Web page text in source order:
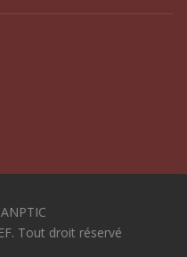
ANPTIC
Tout droit réservé